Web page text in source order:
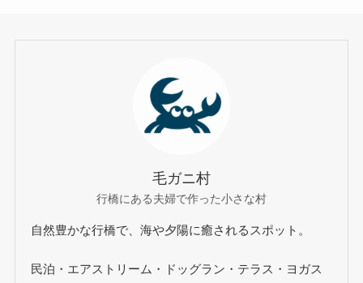
毛ガニ村
行橋にある夫婦で作った小さな村
自然豊かな行橋で、海や夕陽に癒されるスポット。
民泊・エアストリーム・ドッグラン・テラス・ヨガス